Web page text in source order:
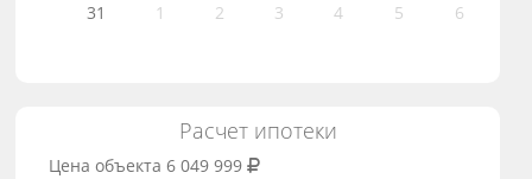
31 1 2 3 4 5 6
Расчет ипотеки
Цена объекта 6 049 999